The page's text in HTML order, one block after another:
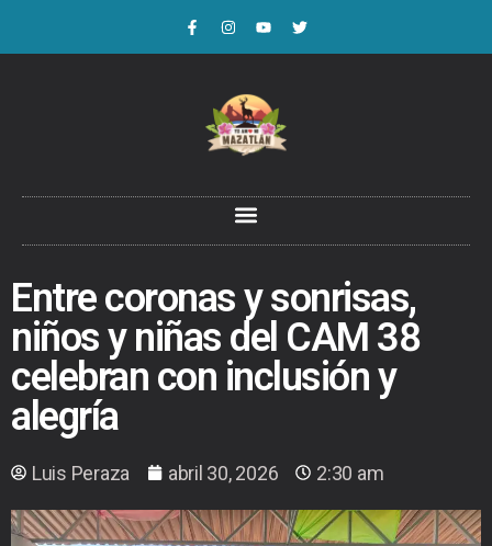
Entre coronas y sonrisas,
niños y niñas del CAM 38
celebran con inclusión y
alegría
Luis Peraza abril 30, 2026 2:30 am